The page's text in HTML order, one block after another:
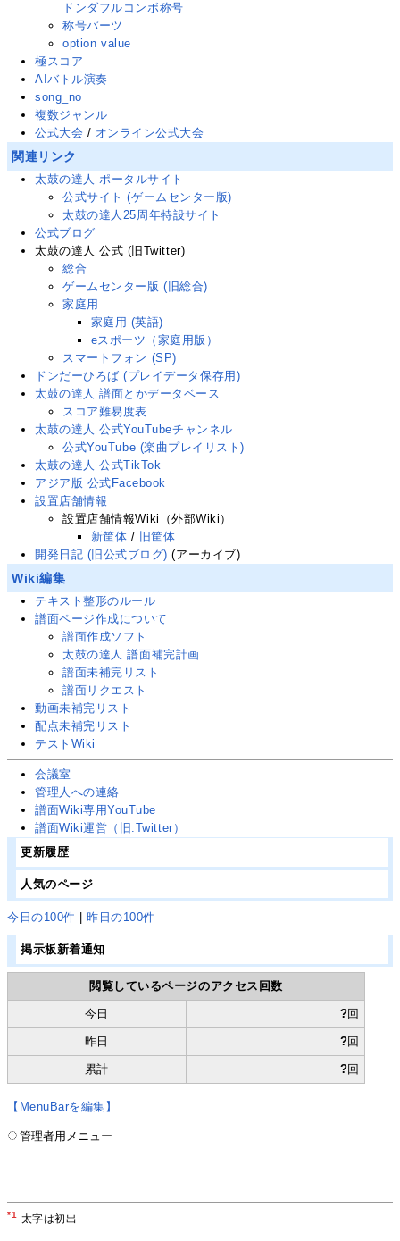
ドンダフルコンボ称号
称号パーツ
option value
極スコア
AIバトル演奏
song_no
複数ジャンル
公式大会 / オンライン公式大会
関連リンク
太鼓の達人 ポータルサイト
公式サイト (ゲームセンター版)
太鼓の達人25周年特設サイト
公式ブログ
太鼓の達人 公式 (旧Twitter)
総合
ゲームセンター版 (旧総合)
家庭用
家庭用 (英語)
eスポーツ（家庭用版）
スマートフォン (SP)
ドンだーひろば (プレイデータ保存用)
太鼓の達人 譜面とかデータベース
スコア難易度表
太鼓の達人 公式YouTubeチャンネル
公式YouTube (楽曲プレイリスト)
太鼓の達人 公式TikTok
アジア版 公式Facebook
設置店舗情報
設置店舗情報Wiki（外部Wiki）
新筐体 /
旧筐体
開発日記 (旧公式ブログ) (アーカイブ)
Wiki編集
テキスト整形のルール
譜面ページ作成について
譜面作成ソフト
太鼓の達人 譜面補完計画
譜面未補完リスト
譜面リクエスト
動画未補完リスト
配点未補完リスト
テストWiki
会議室
管理人への連絡
譜面Wiki専用YouTube
譜面Wiki運営 （旧:Twitter）
更新履歴
人気のページ
今日の100件 昨日の100件
掲示板新着通知
閲覧しているページのアクセス回数
今日 ?回
昨日 ?回
累計 ?回
【MenuBarを編集】
管理者用メニュー
*1 太字は初出